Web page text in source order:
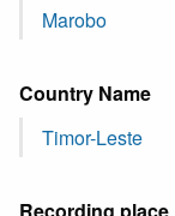
Marobo
Country Name
Timor-Leste